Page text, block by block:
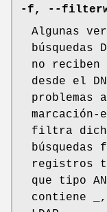
-f, --
Algunas
búsquedas
no reciben
desde el
problemas
marcación-
filtra
registros
que tipo
contiene